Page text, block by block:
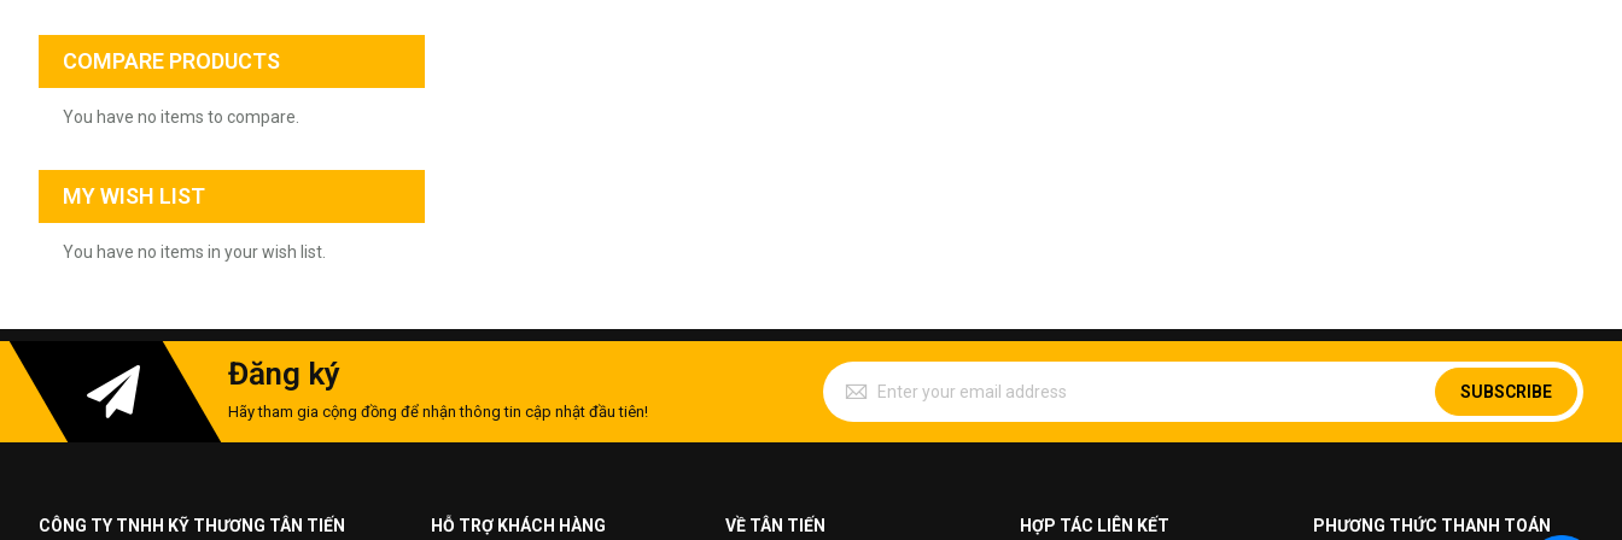
COMPARE PRODUCTS
You have no items to compare.
MY WISH LIST
You have no items in your wish list.
Đăng ký
Hãy tham gia cộng đồng để nhận thông tin cập nhật đầu tiên!
SUBSCRIBE
CÔNG TY TNHH KỸ THƯƠNG TÂN TIẾN HỖ TRỢ KHÁCH HÀNG VỀ TÂN TIẾN HỢP TÁC LIÊN KẾT PHƯƠNG THỨC THANH TOÁN